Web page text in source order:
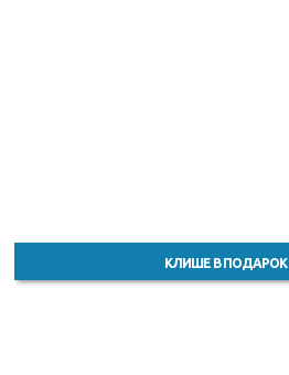
КЛИШЕ В ПОДАРОК